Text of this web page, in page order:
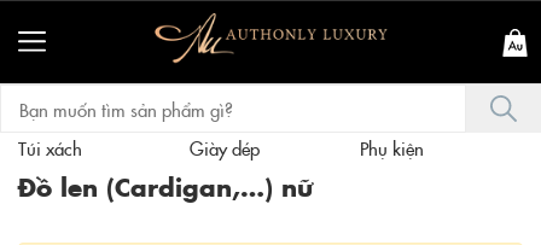
Túi xách Giày dép Phụ kiện
Đồ len (Cardigan,…) nữ